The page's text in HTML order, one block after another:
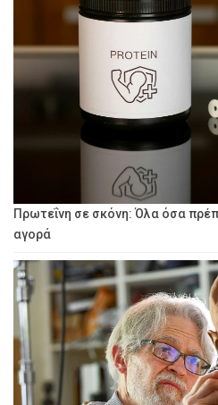
Πρωτεΐνη σε σκόνη: Όλα όσα
αγορά